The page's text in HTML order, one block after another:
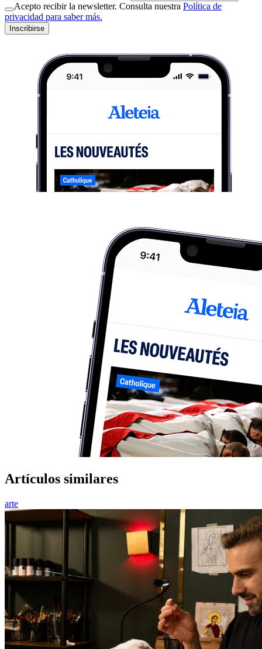
Acepto recibir la newsletter. Consulta nuestra Política de
privacidad para saber más.
Inscribirse
Artículos similares
arte